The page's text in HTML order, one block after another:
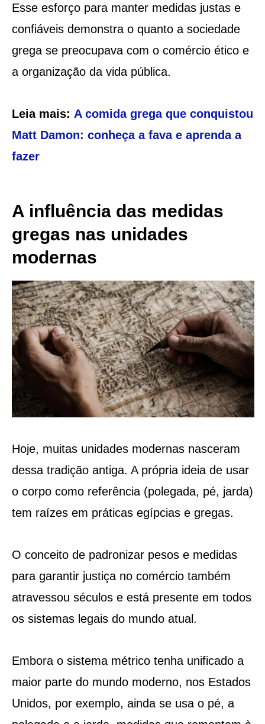
Esse esforço para manter medidas justas e
confiáveis demonstra o quanto a sociedade
grega se preocupava com o comércio ético e
a organização da vida pública.
Leia mais: A comida grega que conquistou
Matt Damon: conheça a fava e aprenda a
fazer
A influência das medidas
gregas nas unidades
modernas
Hoje, muitas unidades modernas nasceram
dessa tradição antiga. A própria ideia de usar
o corpo como referência (polegada, pé, jarda)
tem raízes em práticas egípcias e gregas.
O conceito de padronizar pesos e medidas
para garantir justiça no comércio também
atravessou séculos e está presente em todos
os sistemas legais do mundo atual.
Embora o sistema métrico tenha unificado a
maior parte do mundo moderno, nos Estados
Unidos, por exemplo, ainda se usa o pé, a